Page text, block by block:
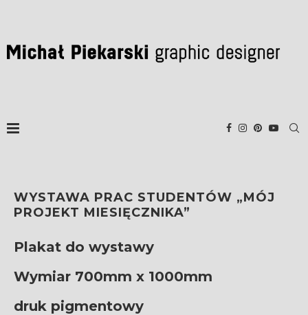
WYSTAWA PRAC STUDENTÓW „MÓJ
PROJEKT MIESIĘCZNIKA”
Plakat do wystawy
Wymiar 700mm x 1000mm
druk pigmentowy